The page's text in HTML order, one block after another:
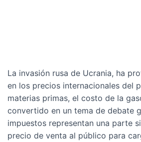
La invasión rusa de Ucrania, ha
en los precios internacionales del
materias primas, el costo de la
convertido en un tema de debate
impuestos representan una parte
precio de venta al público para